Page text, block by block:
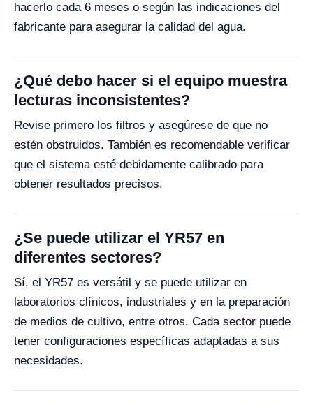
hacerlo cada 6 meses o según las indicaciones del
fabricante para asegurar la calidad del agua.
¿Qué debo hacer si el equipo muestra
lecturas inconsistentes?
Revise primero los filtros y asegúrese de que no
estén obstruidos. También es recomendable verificar
que el sistema esté debidamente calibrado para
obtener resultados precisos.
¿Se puede utilizar el YR57 en
diferentes sectores?
Sí, el YR57 es versátil y se puede utilizar en
laboratorios clínicos, industriales y en la preparación
de medios de cultivo, entre otros. Cada sector puede
tener configuraciones específicas adaptadas a sus
necesidades.